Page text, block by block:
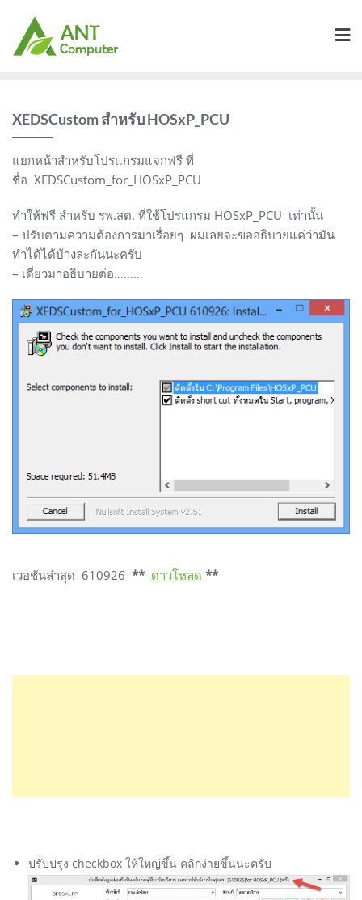
content
XEDSCustom สำหรับ HOSxP_PCU
แยกหน้าสำหรับโปรแกรมแจกฟรี ที่
ชื่อ XEDSCustom_for_HOSxP_PCU
ทำให้ฟรี สำหรับ รพ.สต. ที่ใช้โปรแกรม HOSxP_PCU เท่านั้น
– ปรับตามความต้องการมาเรื่อยๆ ผมเลยจะขออธิบายแค่ว่ามัน
ทำได้ได้บ้างละกันนะครับ
– เดี่ยวมาอธิบายต่อ………
เวอชันล่าสุด 610926 ** ดาวโหลด **
ปรับปรุง checkbox ให้ใหญ่ขึ้น คลิกง่ายขึ้นนะครับ